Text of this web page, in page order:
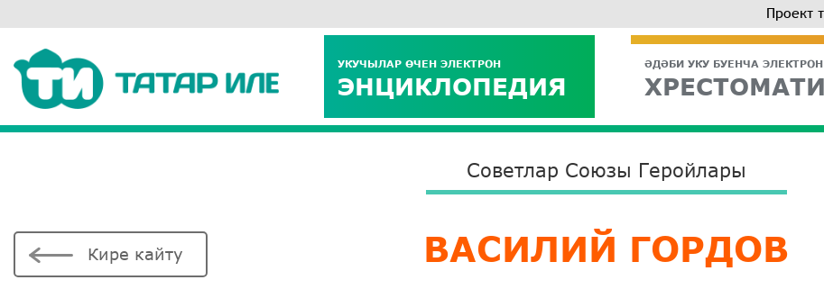
Проект
УКУЧЫЛАР ӨЧЕН ЭЛЕКТРОН
ЭНЦИКЛОПЕДИЯ
ӘДӘБИ УКУ БУЕНЧА ЭЛЕКТРОН
Кире кайту
Советлар Союзы Геройлары
ВАСИЛИЙ ГОРДОВ